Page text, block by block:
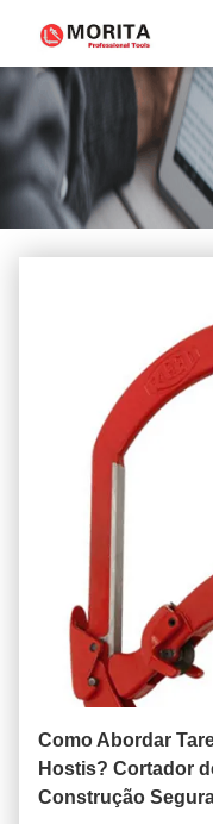
Como Abordar
Hostis? Cortador
Construção